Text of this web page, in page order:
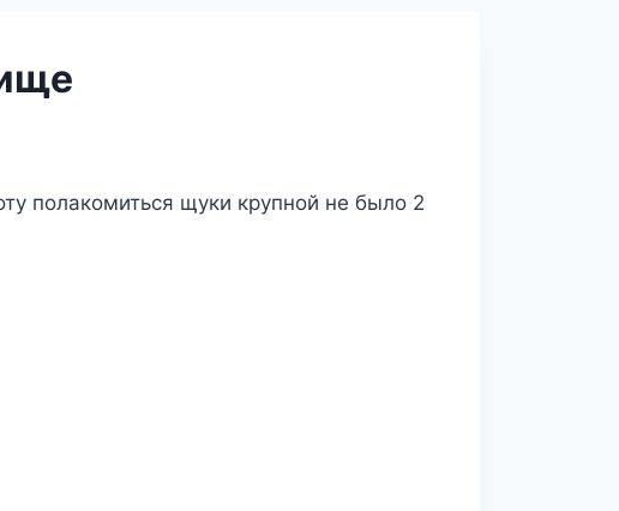
полакомиться щуки крупной не было 2